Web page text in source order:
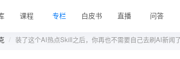
课程 专栏 白皮书 直播 问答
装了这个AI热点Skill之后，你再也不需要自己去刷AI新闻了